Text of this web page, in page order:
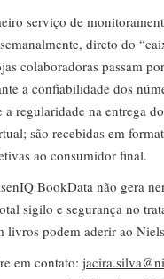
serviço de
direto do
colaboradoras passam
a confiabilidade dos
a regularidade na entrega
são recebidas em
ao consumidor final.
BookData não gera
sigilo e segurança no
livros podem aderir ao
em contato: